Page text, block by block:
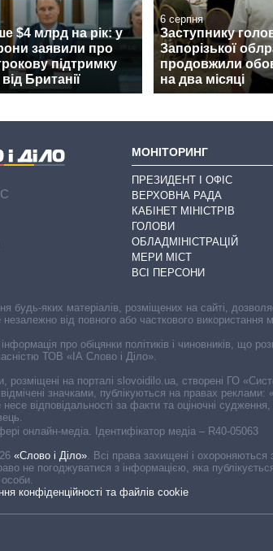
$4 млрд на рік: у
заявили про
підтримку
Британії
6 серпня
Заступнику
Запорізької
продовжили
на два місяці
МОНІТОРИНГ
ПРЕЗИДЕНТ І ОФІС
ВЕРХОВНА РАДА
КАБІНЕТ МІНІСТРІВ
ГОЛОВИ
ОБЛАДМІНІСТРАЦІЙ
МЕРИ МІСТ
ВСІ ПЕРСОНИ
онлайн-медіа. Ідентифікатор медіа – R40-05063
«Слово і Діло»
Всі права захищені і
не погоджуватися з інформацією, яка
конфіденційності та файлів cookie
будь-яких матеріалів, розміщених на сайті,
незалежно від повного або часткового використання
про обіцянки політиків і чиновників, що
ТОВ «ІА Слово і Діло».
розміщені на порталі slovoidilo.ua, створені ГО
значками, публікуються на правах
несе відповідальності за факти та оціночні